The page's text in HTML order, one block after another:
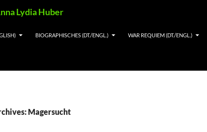
Lydia Huber
BIOGRAPHISCHES (DT./ENGL.) WAR REQUIEM (DT./ENGL.)
Magersucht